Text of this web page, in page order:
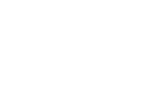
\end{array} \right]